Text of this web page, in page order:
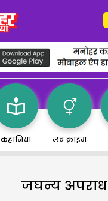
कहानियां लव क्राइम
जघन्य अपराध